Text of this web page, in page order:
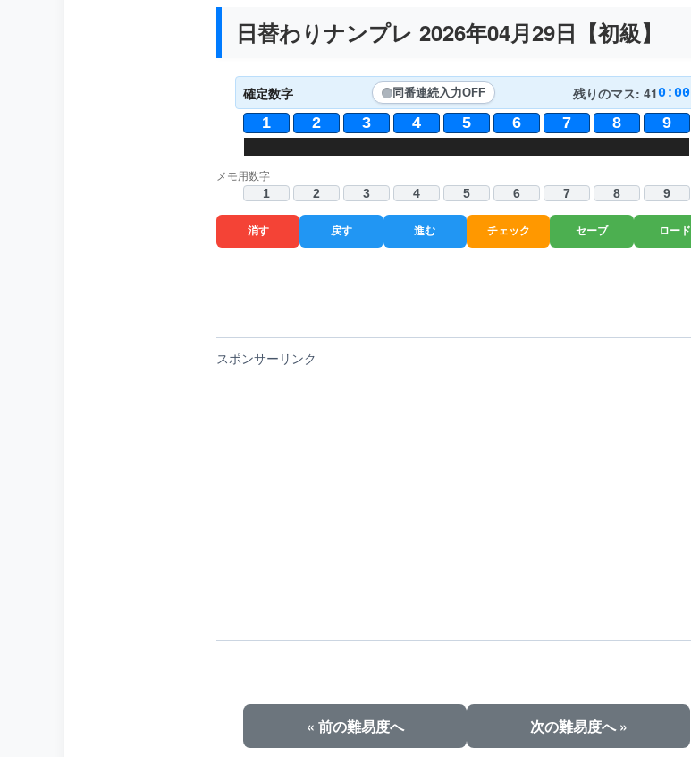
日替わりナンプレ 2026年04月29日【初級】
確定数字 同番連続入力OFF 残りのマス: 410:00
1 2 3 4 5 6 7 8 9
7 2 1 6
9 8 6 1 3 4
2 6 4 3 5 9
1 4 5 7 6 8
6 5 2 3 9 7
5 3 7 8 4 2
2 8 1 9 5 6
メモ用数字
1 2 3 4 5 6 7 8 9
消す 戻す 進む チェック セーブ ロード
スポンサーリンク
« 前の難易度へ 次の難易度へ »